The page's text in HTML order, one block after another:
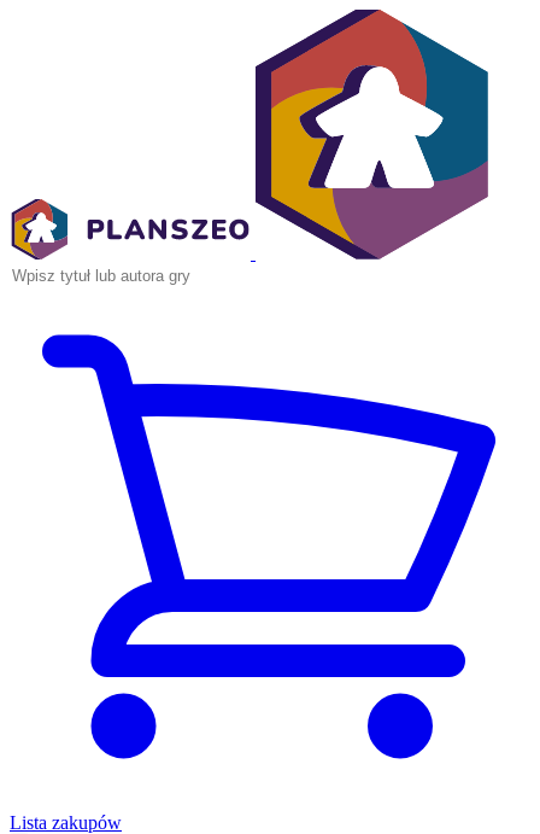
Lista zakupów